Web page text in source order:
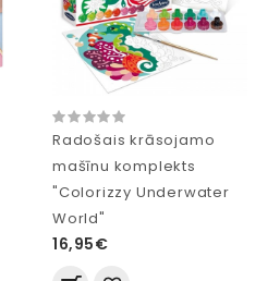
Radošais krāsojamo
mašīnu komplekts
"Colorizzy Underwater
World"
16,95€